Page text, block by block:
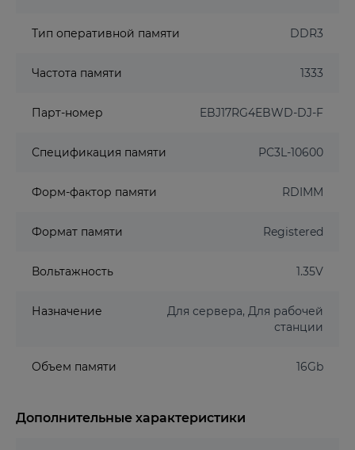
Тип оперативной памяти DDR3
Частота памяти 1333
Парт-номер EBJ17RG4EBWD-DJ-F
Спецификация памяти PC3L-10600
Форм-фактор памяти RDIMM
Формат памяти Registered
Вольтажность 1.35V
Назначение
Для сервера, Для рабочей
станции
Объем памяти 16Gb
Дополнительные характеристики